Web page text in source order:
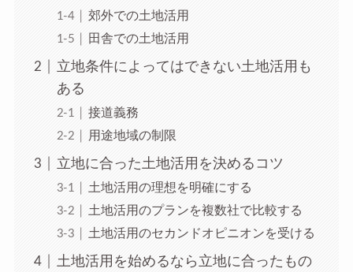
郊外での土地活用
田舎での土地活用
立地条件によってはできない土地活用も
ある
接道義務
用途地域の制限
立地に合った土地活用を決めるコツ
土地活用の理想を明確にする
土地活用のプランを複数社で比較する
土地活用のセカンドオピニオンを受ける
土地活用を始めるなら立地に合ったもの